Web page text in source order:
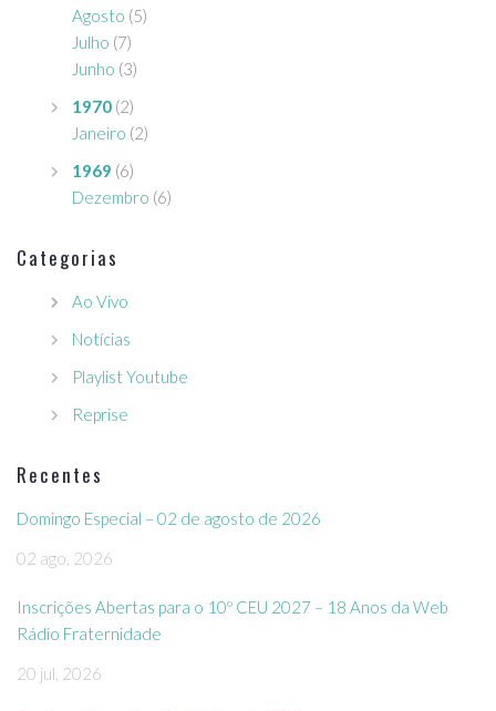
Agosto (5)
Julho (7)
Junho (3)
1970 (2)
Janeiro (2)
1969 (6)
Dezembro (6)
Categorias
Ao Vivo
Notícias
Playlist Youtube
Reprise
Recentes
Domingo Especial – 02 de agosto de 2026
02 ago, 2026
Inscrições Abertas para o 10º CEU 2027 – 18 Anos da Web
Rádio Fraternidade
20 jul, 2026